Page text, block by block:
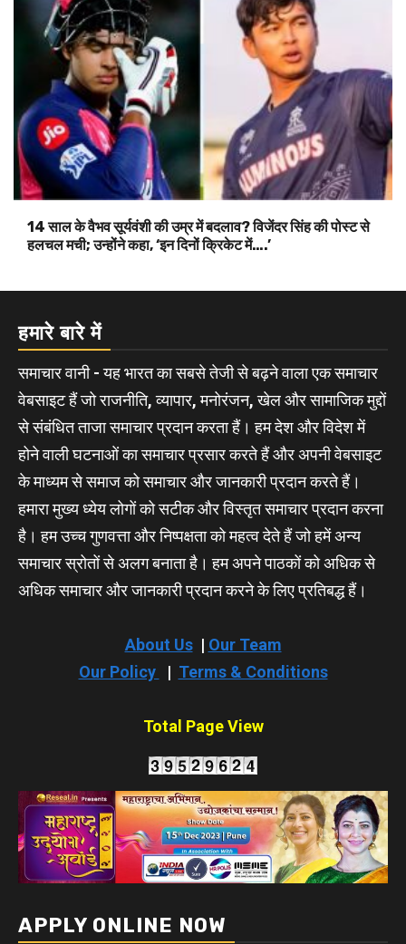
14 साल के वैभव सूर्यवंशी की उम्र में बदलाव? विजेंदर सिंह की पोस्ट से
हलचल मची; उन्होंने कहा, ‘इन दिनों क्रिकेट में….’
हमारे बारे में
समाचार वानी - यह भारत का सबसे तेजी से बढ़ने वाला एक समाचार
वेबसाइट हैं जो राजनीति, व्यापार, मनोरंजन, खेल और सामाजिक मुद्दों
से संबंधित ताजा समाचार प्रदान करता हैं। हम देश और विदेश में
होने वाली घटनाओं का समाचार प्रसार करते हैं और अपनी वेबसाइट
के माध्यम से समाज को समाचार और जानकारी प्रदान करते हैं।
हमारा मुख्य ध्येय लोगों को सटीक और विस्तृत समाचार प्रदान करना
है। हम उच्च गुणवत्ता और निष्पक्षता को महत्व देते हैं जो हमें अन्य
समाचार स्रोतों से अलग बनाता है। हम अपने पाठकों को अधिक से
अधिक समाचार और जानकारी प्रदान करने के लिए प्रतिबद्ध हैं।
About Us| Our Team
Our Policy
| Terms & Conditions
Total Page View
APPLY ONLINE NOW